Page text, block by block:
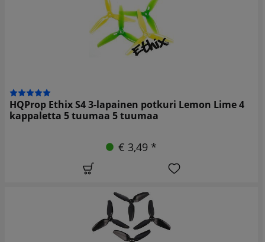
HQProp Ethix S4 3-lapainen potkuri Lemon Lime 4
kappaletta 5 tuumaa 5 tuumaa
€ 3,49 *